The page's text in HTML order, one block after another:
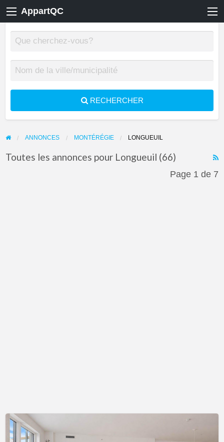
AppartQC
RECHERCHER
ANNONCES MONTÉRÉGIE LONGUEUIL
Toutes les annonces pour Longueuil (66)
Page 1 de 7
Longueuil
–